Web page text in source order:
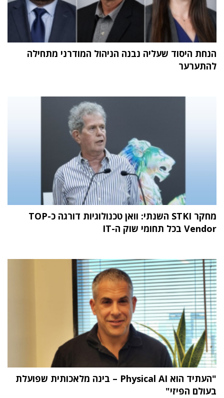
הנחת היסוד שעליה נבנה הניהול המודרני מתחילה
להתערער
מחקר STKI השנתי: וואן טכנולוגיות דורגה כ-TOP
Vendor בכל תחומי שוק ה-IT
"העתיד הוא Physical AI – בינה מלאכותית שפועלת
בעולם הפיזי"